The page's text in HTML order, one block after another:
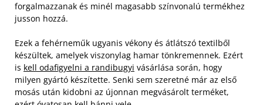
forgalmazzanak és minél magasabb színvonalú termékhez
jusson hozzá.
Ezek a fehérneműk ugyanis vékony és átlátszó textilből
készültek, amelyek viszonylag hamar tönkremennek. Ezért
is kell odafigyelni a randibugyi vásárlása során, hogy
milyen gyártó készítette. Senki sem szeretné már az első
mosás után kidobni az újonnan megvásárolt terméket,